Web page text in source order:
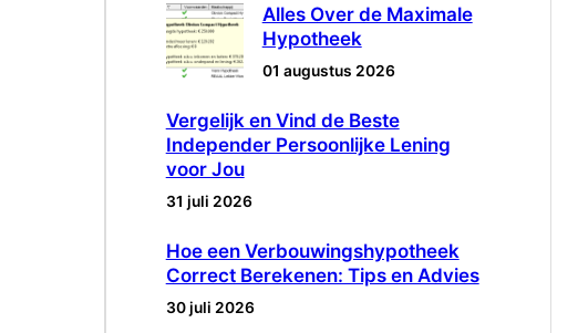
Alles Over de Maximale
Hypotheek
01 augustus 2026
Vergelijk en Vind de Beste
Independer Persoonlijke Lening
voor Jou
31 juli 2026
Hoe een Verbouwingshypotheek
Correct Berekenen: Tips en Advies
30 juli 2026